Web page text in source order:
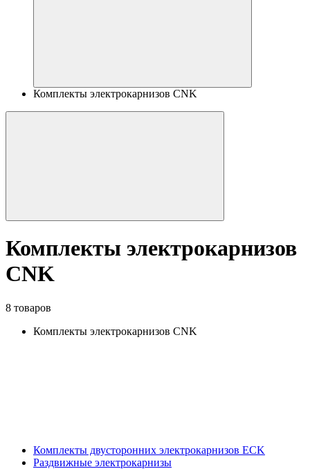
Комплекты электрокарнизов CNK
Комплекты электрокарнизов
CNK
8 товаров
Комплекты электрокарнизов CNK
Комплекты двусторонних электрокарнизов ECK
Раздвижные электрокарнизы